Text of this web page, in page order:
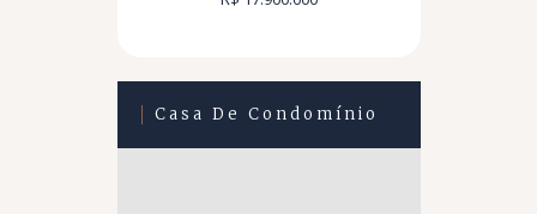
Casa De Condomínio